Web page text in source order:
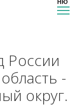
России
-
округ.